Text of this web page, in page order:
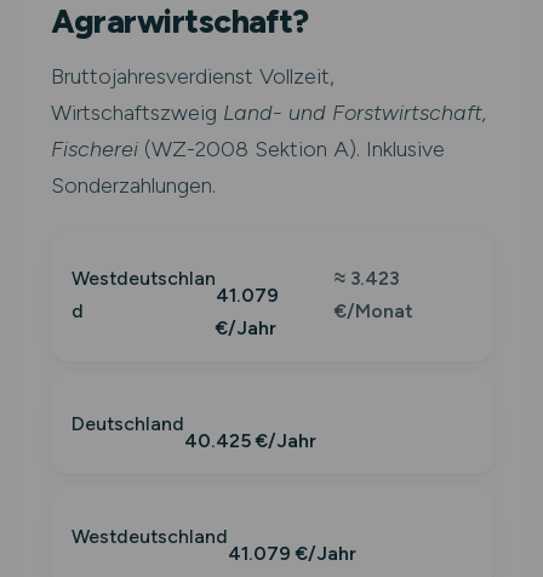
Agrarwirtschaft?
Bruttojahresverdienst Vollzeit,
Wirtschaftszweig Land- und Forstwirtschaft,
Fischerei(WZ-2008 Sektion A). Inklusive
Sonderzahlungen.
Westdeutschlan
d
41.079
€/Jahr
≈ 3.423
€/Monat
Deutschland
40.425 €/Jahr
Westdeutschland
41.079 €/Jahr